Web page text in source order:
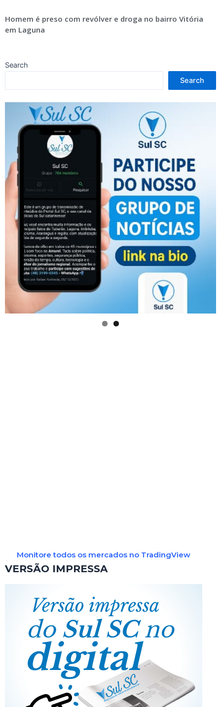
Homem é preso com revólver e droga no bairro Vitória
em Laguna
Search
Search
Monitore todos os mercados no TradingView
VERSÃO IMPRESSA